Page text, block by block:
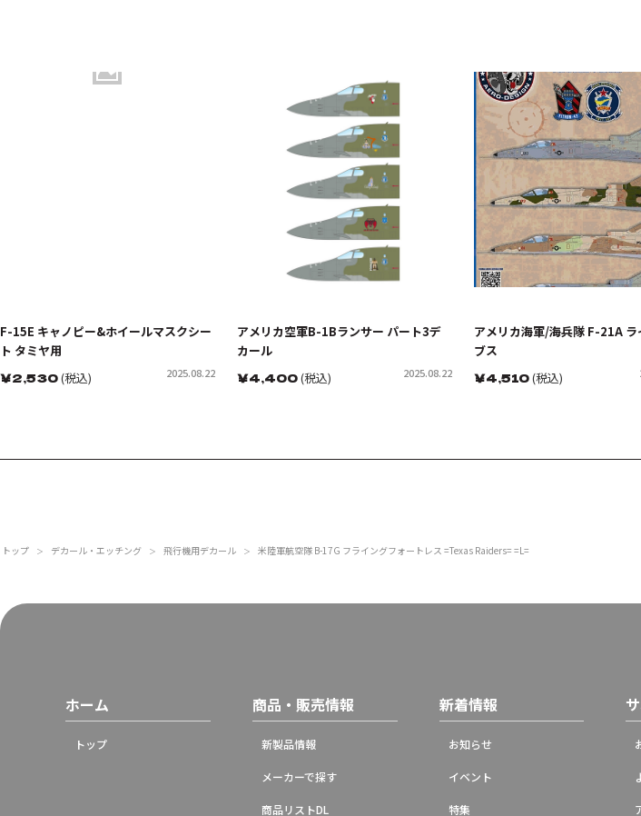
F-15E キャノピー&ホイールマスクシー
ト タミヤ用
￥2,530(税込) 2025.08.22
アメリカ空軍B-1Bランサー パート3デ
カール
￥4,400(税込) 2025.08.22
アメリカ海軍/海兵隊 F-21A ラ
ブス
￥4,510(税込)
トップ ＞ デカール・エッチング ＞ 飛行機用デカール ＞ 米陸軍航空隊 B-17G フライングフォートレス =Texas Raiders= =L=
ホーム
トップ
商品・販売情報
新製品情報
メーカーで探す
商品リストDL
新着情報
お知らせ
イベント
特集